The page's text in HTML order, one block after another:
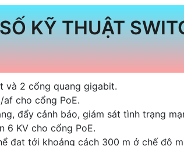
KỸ THUẬT
và 2 cổng quang gigabit.
af cho cổng PoE.
đẩy cảnh báo, giám sát tình trạng
6 KV cho cổng PoE.
đạt tới khoảng cách 300 m ở chế độ